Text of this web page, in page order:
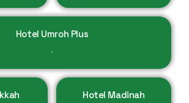
Hotel Umroh Plus
-
Hotel Madinah